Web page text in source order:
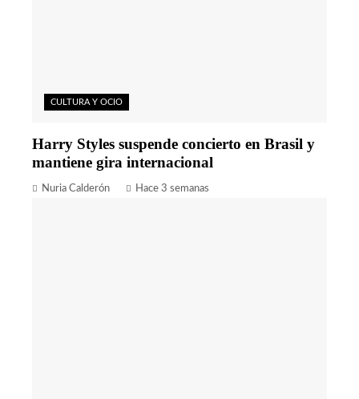
CULTURA Y OCIO
Harry Styles suspende concierto en Brasil y
mantiene gira internacional
Nuria Calderón Hace 3 semanas